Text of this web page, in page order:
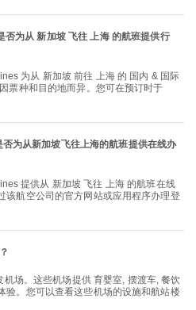
为从 新加坡 飞往 上海 的航班提供行
票种和目的地而异。您可在预订时于
为从新加坡飞往上海的航班提供在线办
该航空公司的官方网站或应用程序办理登
机场。这些机场提供 育婴室, 摆渡车, 餐饮
验。您可以查看这些机场的设施和航站楼